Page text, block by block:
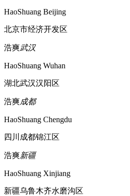
HaoShuang Beijing
北京市经济开发区
浩爽武汉
HaoShuang Wuhan
湖北武汉汉阳区
浩爽成都
HaoShuang Chengdu
四川成都锦江区
浩爽新疆
HaoShuang Xinjiang
新疆乌鲁木齐水磨沟区